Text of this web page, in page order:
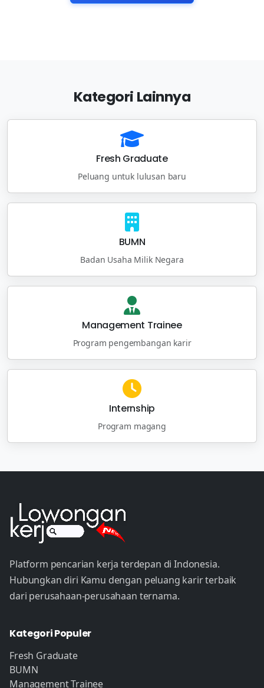
Kategori Lainnya
Fresh Graduate
Peluang untuk lulusan baru
BUMN
Badan Usaha Milik Negara
Management Trainee
Program pengembangan karir
Internship
Program magang
Platform pencarian kerja terdepan di Indonesia.
Hubungkan diri Kamu dengan peluang karir terbaik
dari perusahaan-perusahaan ternama.
Kategori Populer
Fresh Graduate
BUMN
Management Trainee